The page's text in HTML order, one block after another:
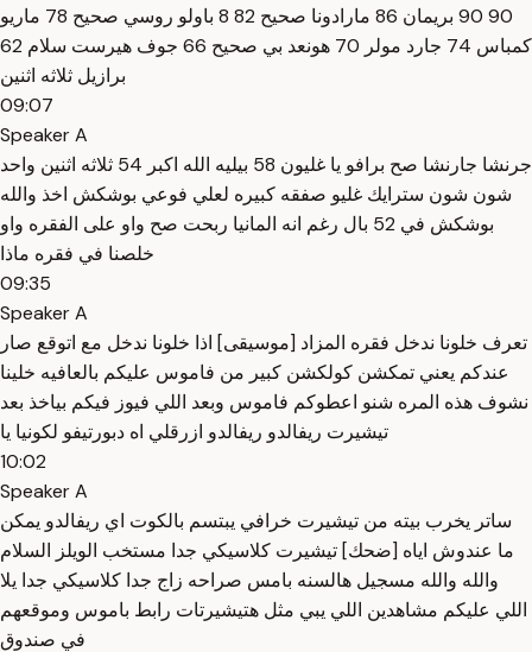
90 90 بريمان 86 مارادونا صحيح 82 8 باولو روسي صحيح 78 ماريو
كمباس 74 جارد مولر 70 هونعد بي صحيح 66 جوف هيرست سلام 62
برازيل ثلاثه اثنين
09:07
Speaker A
جرنشا جارنشا صح برافو يا غليون 58 بيليه الله اكبر 54 ثلاثه اثنين واحد
شون شون سترايك غليو صفقه كبيره لعلي فوعي بوشكش اخذ والله
بوشكش في 52 بال رغم انه المانيا ربحت صح واو على الفقره واو
خلصنا في فقره ماذا
09:35
Speaker A
تعرف خلونا ندخل فقره المزاد [موسيقى] اذا خلونا ندخل مع اتوقع صار
عندكم يعني تمكشن كولكشن كبير من فاموس عليكم بالعافيه خلينا
نشوف هذه المره شنو اعطوكم فاموس وبعد اللي فيوز فيكم بياخذ بعد
تيشيرت ريفالدو ريفالدو ازرقلي اه دبورتيفو لكونيا يا
10:02
Speaker A
ساتر يخرب بيته من تيشيرت خرافي يبتسم بالكوت اي ريفالدو يمكن
ما عندوش اياه [ضحك] تيشيرت كلاسيكي جدا مستخب الويلز السلام
والله والله مسجيل هالسنه بامس صراحه زاج جدا كلاسيكي جدا يلا
اللي عليكم مشاهدين اللي يبي مثل هتيشيرتات رابط باموس وموقعهم
في صندوق